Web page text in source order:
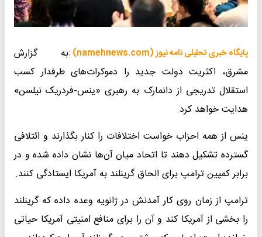
پایگاه خبری تحلیلی نامه نیوز (namehnews.com) :
به گزارش
مشرق، اکثریت دولت جدید را دموکرات‌های طرفدار کسب
استقلال تدریجی از دانمارک به رهبری «ینس-فردریک نیلسن»
هدایت خواهد کرد.
ینس از همه احزاب خواست اختلافات را کنار بگذارند و ائتلافی
گسترده تشکیل دهند تا اتحاد میان آن‌ها نشان داده شده و در
برابر کمپین ترامپ برای الحاق گرینلند به آمریکا ایستادگی کنند.
ترامپ از زمان روی کار آمدنش در ژانویه وعده داده که گرینلند
را بخشی از آمریکا کند و آن را برای منافع امنیتی آمریکا حیاتی